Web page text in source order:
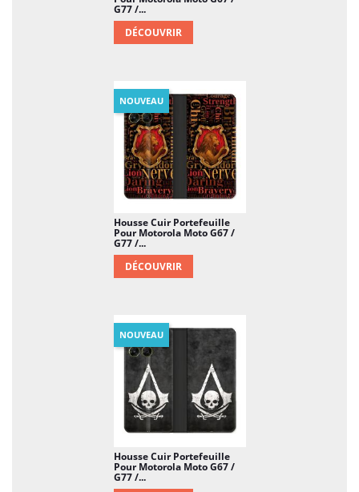
G77 /...
DÉCOUVRIR
Housse Cuir Portefeuille
Pour Motorola Moto G67 /
G77 /...
DÉCOUVRIR
NOUVEAU
Housse Cuir Portefeuille
Pour Motorola Moto G67 /
G77 /...
NOUVEAU